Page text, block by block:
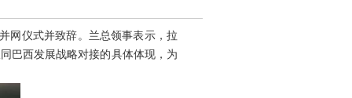
网仪式并致辞。兰总领事表示，拉
巴西发展战略对接的具体体现，为